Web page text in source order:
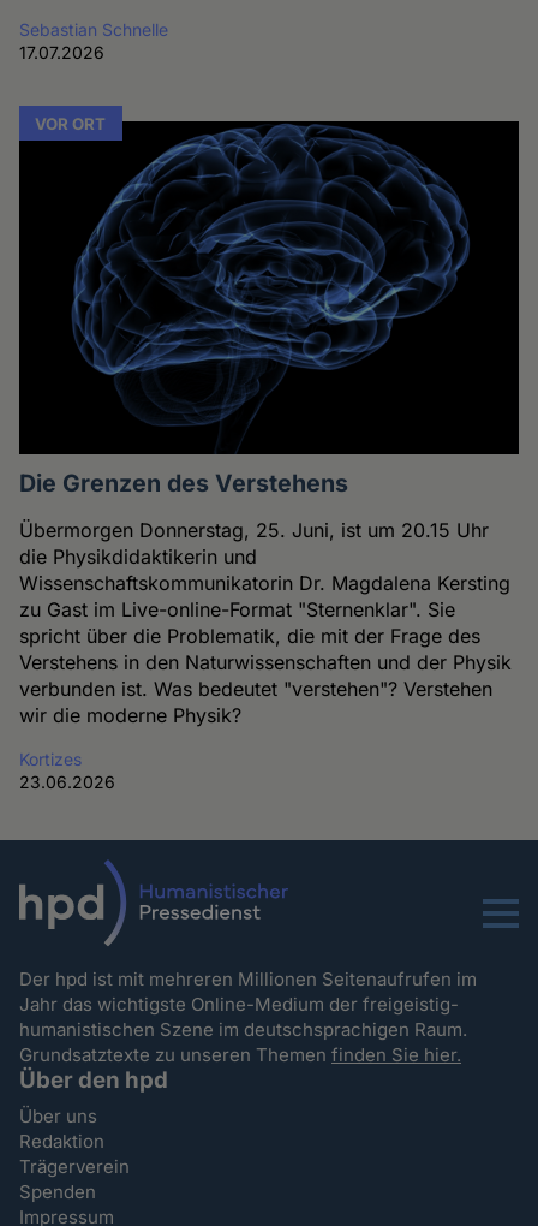
Sebastian Schnelle
17.07.2026
VOR ORT
Die Grenzen des Verstehens
Übermorgen Donnerstag, 25. Juni, ist um 20.15 Uhr
die Physikdidaktikerin und
Wissenschaftskommunikatorin Dr. Magdalena Kersting
zu Gast im Live-online-Format "Sternenklar". Sie
spricht über die Problematik, die mit der Frage des
Verstehens in den Naturwissenschaften und der Physik
verbunden ist. Was bedeutet "verstehen"? Verstehen
wir die moderne Physik?
Kortizes
23.06.2026
Menu
Der hpd ist mit mehreren Millionen Seitenaufrufen im
Jahr das wichtigste Online-Medium der freigeistig-
humanistischen Szene im deutschsprachigen Raum.
Grundsatztexte zu unseren Themenfinden Sie hier.
Über den hpd
Über uns
Redaktion
Trägerverein
Spenden
Impressum